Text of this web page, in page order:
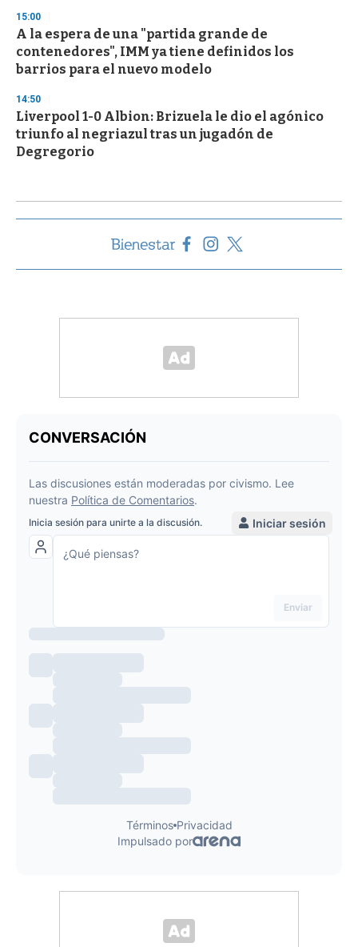
15:00
A la espera de una "partida grande de
contenedores", IMM ya tiene definidos los
barrios para el nuevo modelo
14:50
Liverpool 1-0 Albion: Brizuela le dio el agónico
triunfo al negriazul tras un jugadón de
Degregorio